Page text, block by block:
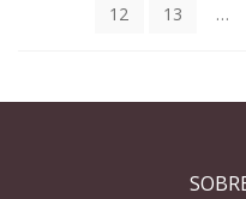
12
13 …